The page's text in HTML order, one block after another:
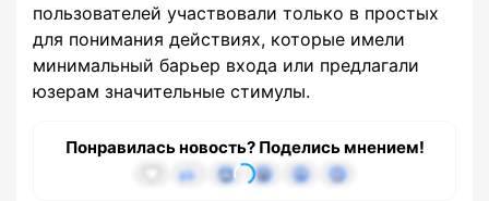
пользователей участвовали только в простых
для понимания действиях, которые имели
минимальный барьер входа или предлагали
юзерам значительные стимулы.
Понравилась новость? Поделись мнением!